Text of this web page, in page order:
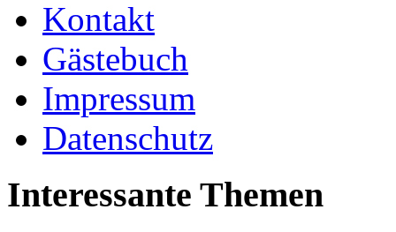
Kontakt
Gästebuch
Impressum
Datenschutz
Interessante Themen